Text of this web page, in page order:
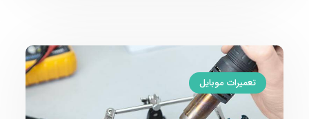
تعمیرات موبایل